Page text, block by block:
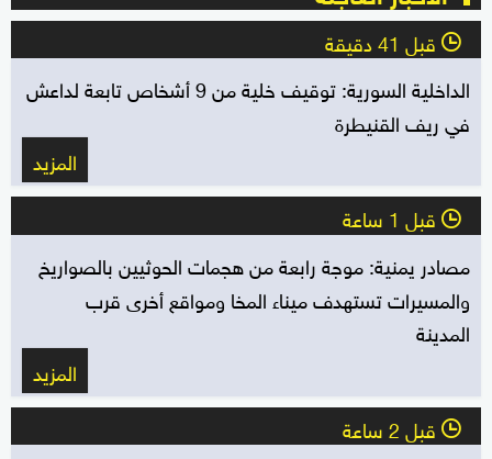
l قبل 41 دقيقة
الداخلية السورية: توقيف خلية من 9 أشخاص تابعة لداعش
في ريف القنيطرة
المزيد
l قبل 1 ساعة
مصادر يمنية: موجة رابعة من هجمات الحوثيين بالصواريخ
والمسيرات تستهدف ميناء المخا ومواقع أخرى قرب
المدينة
المزيد
l قبل 2 ساعة